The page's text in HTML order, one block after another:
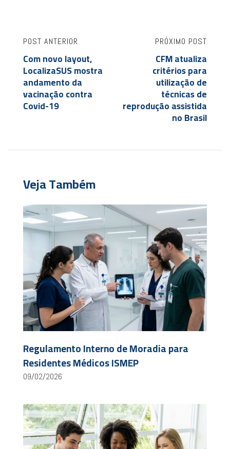
POST ANTERIOR
Com novo layout,
LocalizaSUS mostra
andamento da
vacinação contra
Covid-19
PRÓXIMO POST
CFM atualiza
critérios para
utilização de
técnicas de
reprodução assistida
no Brasil
Veja Também
Regulamento Interno de Moradia para
Residentes Médicos ISMEP
09/02/2026